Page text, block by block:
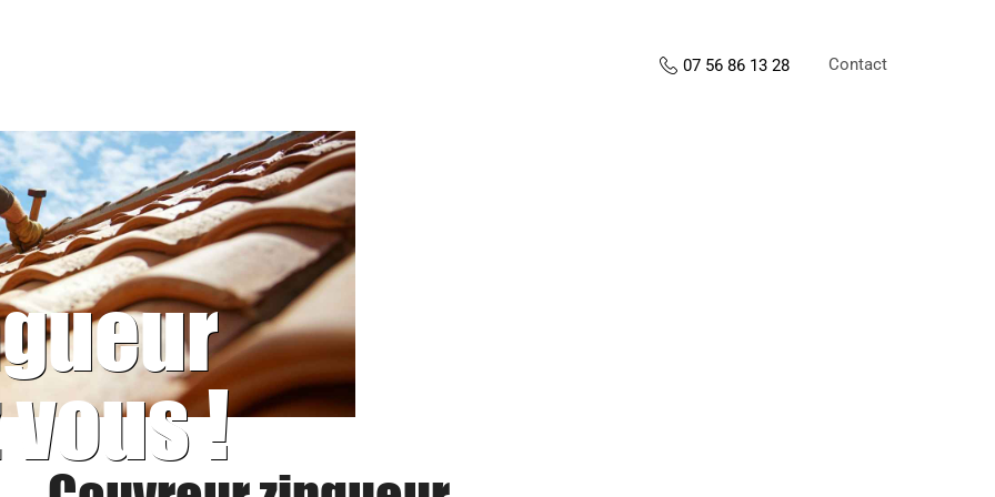
07 56 86 13 28 Contact
!